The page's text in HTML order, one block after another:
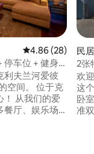
平均评分 4.86 分
4.86 (28)
停车位 + 健身
利夫兰河爱彼
！ 从我们的爱
餐厅、娱乐场
民
2张
球场
欢
这
卧
准